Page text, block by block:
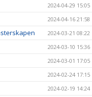
2024-04-29 15:05
2024-04-16 21:58
2024-03-21 08:22
2024-03-10 15:36
2024-03-01 17:05
2024-02-24 17:15
2024-02-19 14:24